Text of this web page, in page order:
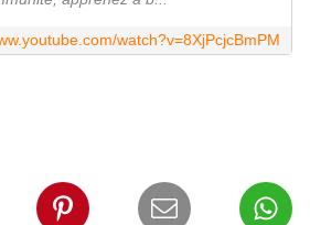
watch?v=8XjPcjcBmPM